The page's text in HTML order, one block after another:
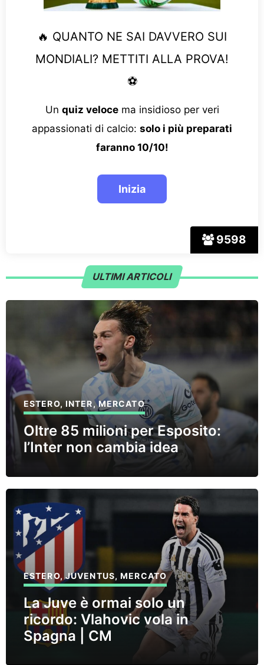
9598
🔥 QUANTO NE SAI DAVVERO SUI
MONDIALI? METTITI ALLA PROVA!
⚽
Un quiz velocema insidioso per veri
appassionati di calcio: solo i più preparati
faranno 10/10!
ULTIMI ARTICOLI
ESTERO, INTER,MERCATO
Oltre 85 milioni per Esposito:
l’Inter non cambia idea
ESTERO, JUVENTUS,MERCATO
La Juve è ormai solo un
ricordo: Vlahovic vola in
Spagna | CM